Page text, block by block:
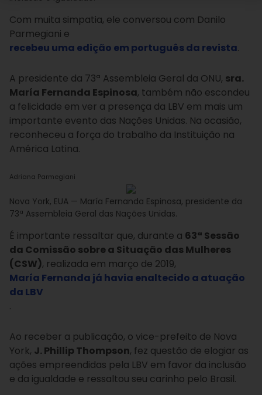
Com muita simpatia, ele conversou com Danilo
Parmegiani e
recebeu uma edição em português da revista.
A presidente da 73ª Assembleia Geral da ONU, sra.
María Fernanda Espinosa, também não escondeu
a felicidade em ver a presença da LBV em mais um
importante evento das Nações Unidas. Na ocasião,
reconheceu a força do trabalho da Instituição na
América Latina.
Adriana Parmegiani
Nova York, EUA — María Fernanda Espinosa, presidente da
73ª Assembleia Geral das Nações Unidas.
É importante ressaltar que, durante a 63ª Sessão
da Comissão sobre a Situação das Mulheres
(CSW), realizada em março de 2019,
María Fernanda já havia enaltecido a atuação
da LBV
.
Ao receber a publicação, o vice-prefeito de Nova
York, J. Phillip Thompson, fez questão de elogiar as
ações empreendidas pela LBV em favor da inclusão
e da igualdade e ressaltou seu carinho pelo Brasil.